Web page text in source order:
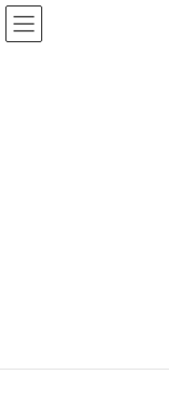
コ
ン
ナ
ビ